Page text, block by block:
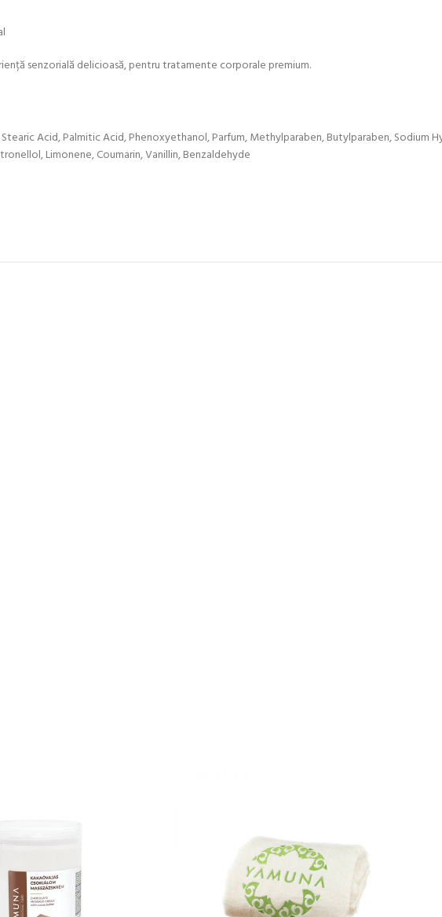
senzorială delicioasă, pentru tratamente corporale premium.
Acid, Palmitic Acid, Phenoxyethanol, Parfum, Methylparaben, Butylparaben, Sodium
Limonene, Coumarin, Vanillin, Benzaldehyde